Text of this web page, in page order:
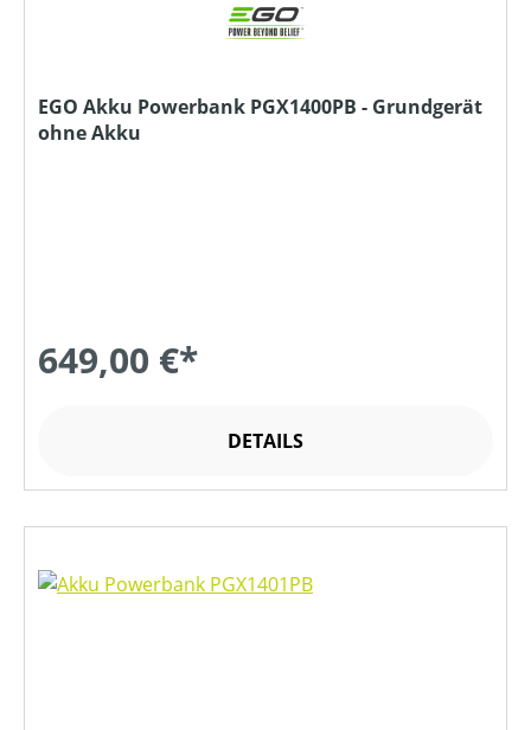
EGO Akku Powerbank PGX1400PB - Grundgerät
ohne Akku
649,00 €*
DETAILS